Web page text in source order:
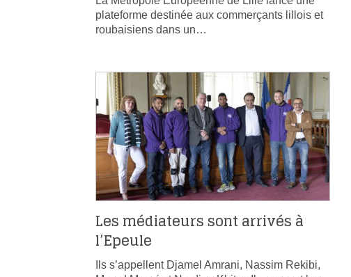
plateforme destinée aux commerçants lillois et
roubaisiens dans un…
Les médiateurs sont arrivés à
l’Epeule
Ils s’appellent Djamel Amrani, Nassim Rekibi,